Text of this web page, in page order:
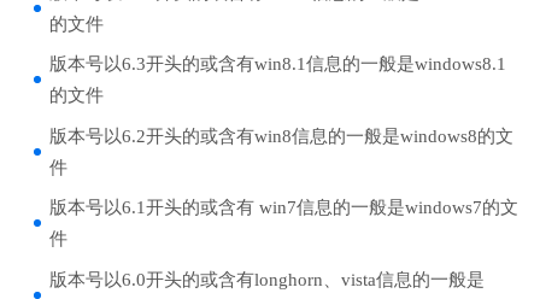
的文件
版本号以6.3开头的或含有win8.1信息的一般是windows8.1
的文件
版本号以6.2开头的或含有win8信息的一般是windows8的文
件
版本号以6.1开头的或含有 win7信息的一般是windows7的文
件
版本号以6.0开头的或含有longhorn、vista信息的一般是